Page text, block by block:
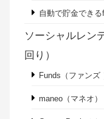
自動売買トライオ
FX初心者におす
方
おつり投資・資
「トラノコ」の実